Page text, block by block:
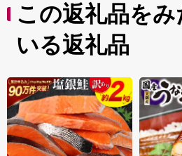
この返礼品を
いる返礼品